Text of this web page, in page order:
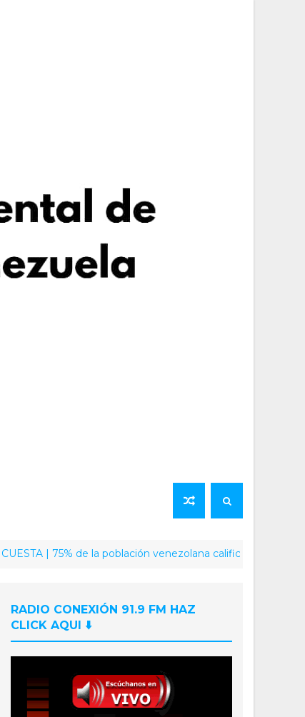
| 75% de la población venezolana califica como positiva la
RADIO CONEXIÓN 91.9 FM HAZ
CLICK AQUI ⬇️